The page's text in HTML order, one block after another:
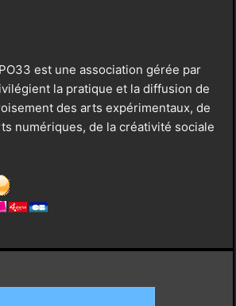
est une association gérée par
la pratique et la diffusion de
des arts expérimentaux, de
numériques, de la créativité sociale